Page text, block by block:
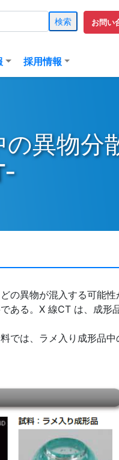
検索 お問い
採用情報
異物分
の異物が混入する可能性
ある。X 線CT は、成形
では、ラメ入り成形品中